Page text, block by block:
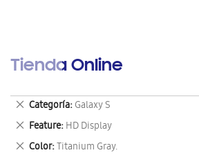
Tienda Online
Categoría Galaxy S
Eliminar
este
artículo
Feature HD Display
Eliminar
este
Color Titanium Gray.
Eliminar